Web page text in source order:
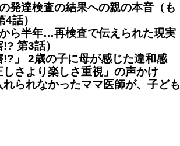
発達検査の結果への親の本音（も
話）
ら半年…再検査で伝えられた現実
第3話）
!?」 2歳の子に母が感じた違和感
さより楽しさ重視」の声かけ
れられなかったママ医師が、子ども